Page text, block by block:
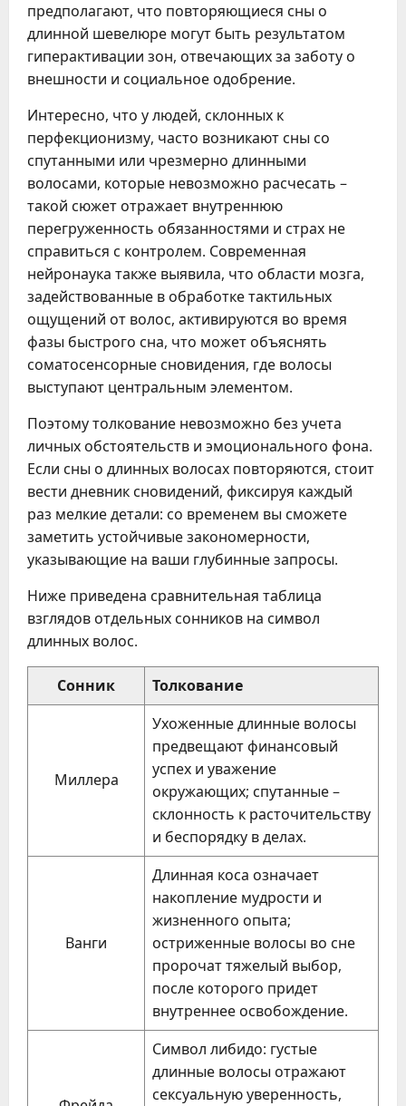
предполагают, что повторяющиеся сны о
длинной шевелюре могут быть результатом
гиперактивации зон, отвечающих за заботу о
внешности и социальное одобрение.
Интересно, что у людей, склонных к
перфекционизму, часто возникают сны со
спутанными или чрезмерно длинными
волосами, которые невозможно расчесать –
такой сюжет отражает внутреннюю
перегруженность обязанностями и страх не
справиться с контролем. Современная
нейронаука также выявила, что области мозга,
задействованные в обработке тактильных
ощущений от волос, активируются во время
фазы быстрого сна, что может объяснять
соматосенсорные сновидения, где волосы
выступают центральным элементом.
Поэтому толкование невозможно без учета
личных обстоятельств и эмоционального фона.
Если сны о длинных волосах повторяются, стоит
вести дневник сновидений, фиксируя каждый
раз мелкие детали: со временем вы сможете
заметить устойчивые закономерности,
указывающие на ваши глубинные запросы.
Ниже приведена сравнительная таблица
взглядов отдельных сонников на символ
длинных волос.
Сонник Толкование
Миллера
Ухоженные длинные волосы
предвещают финансовый
успех и уважение
окружающих; спутанные –
склонность к расточительству
и беспорядку в делах.
Ванги
Длинная коса означает
накопление мудрости и
жизненного опыта;
остриженные волосы во сне
пророчат тяжелый выбор,
после которого придет
внутреннее освобождение.
Символ либидо: густые
длинные волосы отражают
сексуальную уверенность,